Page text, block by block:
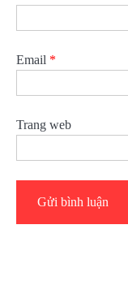
Email *
Trang web